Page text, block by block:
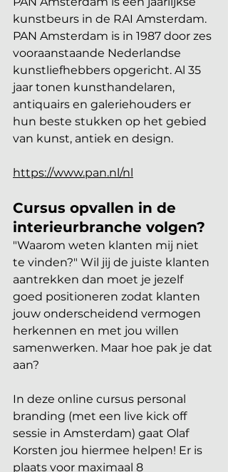
kunstbeurs in de RAI Amsterdam.
PAN Amsterdam is in 1987 door zes
vooraanstaande Nederlandse
kunstliefhebbers opgericht. Al 35
jaar tonen kunsthandelaren,
antiquairs en galeriehouders er
hun beste stukken op het gebied
van kunst, antiek en design.
https://www.pan.nl/nl
Cursus opvallen in de
interieurbranche volgen?
"Waarom weten klanten mij niet
te vinden?" Wil jij de juiste klanten
aantrekken dan moet je jezelf
goed positioneren zodat klanten
jouw onderscheidend vermogen
herkennen en met jou willen
samenwerken. Maar hoe pak je dat
aan?
In deze online cursus personal
branding (met een live kick off
sessie in Amsterdam) gaat Olaf
Korsten jou hiermee helpen! Er is
plaats voor maximaal 8